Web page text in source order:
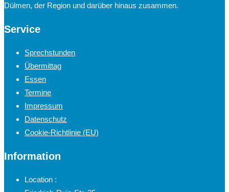
Dülmen, der Region und darüber hinaus zusammen.
Service
Sprechstunden
Übermittag
Essen
Termine
Impressum
Datenschutz
Cookie-Richtlinie (EU)
Information
Location :